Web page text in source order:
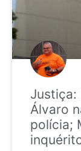
Justiça:
Álvaro
polícia;